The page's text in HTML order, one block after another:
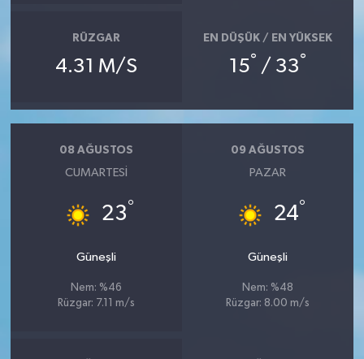
RÜZGAR
4.31 M/S
EN DÜŞÜK / EN YÜKSEK
15° / 33°
08 AĞUSTOS
CUMARTESI
23°
Güneşli
Nem: %46
Rüzgar: 7.11 m/s
09 AĞUSTOS
PAZAR
24°
Güneşli
Nem: %48
Rüzgar: 8.00 m/s